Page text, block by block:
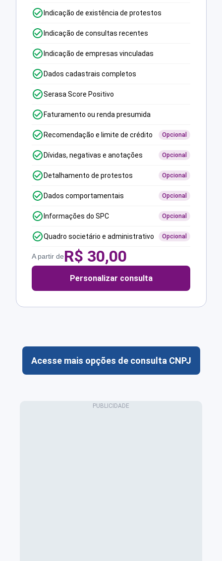
Indicação de existência de protestos
Indicação de consultas recentes
Indicação de empresas vinculadas
Dados cadastrais completos
Serasa Score Positivo
Faturamento ou renda presumida
Recomendação e limite de crédito Opcional
Dívidas, negativas e anotações Opcional
Detalhamento de protestos Opcional
Dados comportamentais Opcional
Informações do SPC Opcional
Quadro societário e administrativo Opcional
A partir deR$ 30,00
Personalizar consulta
Acesse mais opções de consulta CNPJ